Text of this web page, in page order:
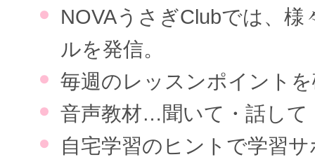
NOVAうさぎClubでは、様
ルを発信。
毎週のレッスンポイント
音声教材…聞いて・話して
自宅学習のヒントで学習